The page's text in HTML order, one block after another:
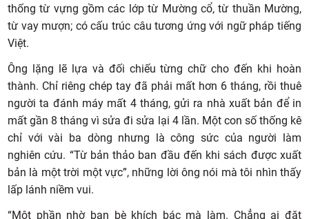
thống từ vựng gồm các lớp từ Mường cổ, từ thuần Mường,
từ vay mượn; có cấu trúc câu tương ứng với ngữ pháp tiếng
Việt.
Ông lặng lẽ lựa và đối chiếu từng chữ cho đến khi hoàn
thành. Chỉ riêng chép tay đã phải mất hơn 6 tháng, rồi thuê
người ta đánh máy mất 4 tháng, gửi ra nhà xuất bản để in
mất gần 8 tháng vì sửa đi sửa lại 4 lần. Một con số thống kê
chỉ với vài ba dòng nhưng là công sức của người làm
nghiên cứu. “Từ bản thảo ban đầu đến khi sách được xuất
bản là một trời một vực”, những lời ông nói mà tôi nhìn thấy
lấp lánh niềm vui.
“Một phần nhờ bạn bè khích bác mà làm. Chẳng ai đặt